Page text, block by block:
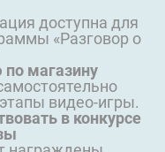
доступна для
«Разговор о
по магазину
видео-игры.
в конкурсе